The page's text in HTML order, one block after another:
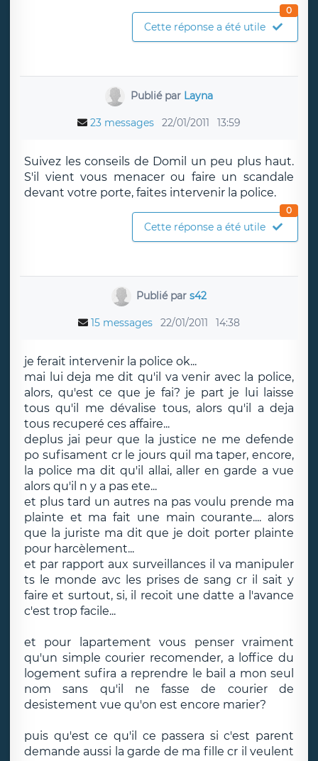
Cette réponse a été utile
0
Publié par Layna
23 messages 22/01/2011 13:59
Suivez les conseils de Domil un peu plus haut.
S'il vient vous menacer ou faire un scandale
devant votre porte, faites intervenir la police.
Cette réponse a été utile
0
Publié pars42
15 messages 22/01/2011 14:38
je ferait intervenir la police ok...
mai lui deja me dit qu'il va venir avec la police,
alors, qu'est ce que je fai? je part je lui laisse
tous qu'il me dévalise tous, alors qu'il a deja
tous recuperé ces affaire...
deplus jai peur que la justice ne me defende
po sufisament cr le jours quil ma taper, encore,
la police ma dit qu'il allai, aller en garde a vue
alors qu'il n y a pas ete...
et plus tard un autres na pas voulu prende ma
plainte et ma fait une main courante.... alors
que la juriste ma dit que je doit porter plainte
pour harcèlement...
et par rapport aux surveillances il va manipuler
ts le monde avc les prises de sang cr il sait y
faire et surtout, si, il recoit une datte a l'avance
c'est trop facile...
et pour lapartement vous penser vraiment
qu'un simple courier recomender, a loffice du
logement sufira a reprendre le bail a mon seul
nom sans qu'il ne fasse de courier de
desistement vue qu'on est encore marier?
puis qu'est ce qu'il ce passera si c'est parent
demande aussi la garde de ma fille cr il veulent